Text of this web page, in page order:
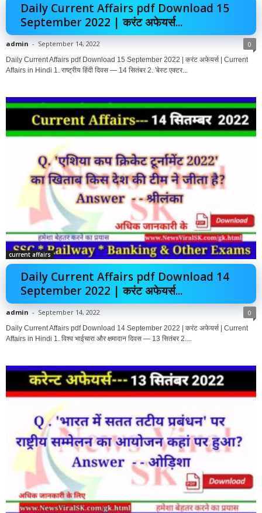
Daily Current Affairs pdf Download 15
September 2022 | करंट अफेयर्स...
admin - September 14, 2022 0
Daily Current Affairs pdf Download 15 September 2022 | करंट अफेयर्स | Current
Affairs in Hindi 1. राष्ट्रीय हिंदी दिवस — 14 सितंबर 2. 'बेस्ट एक्टर...
current affairs
Daily Current Affairs pdf Download 14
September 2022 | करंट अफेयर्स...
admin - September 14, 2022 0
Daily Current Affairs pdf Download 14 September 2022 | करंट अफेयर्स | Current
Affairs in Hindi 1. विश्व भाईचारा और क्षमादान दिवस — 13 सितंबर 2....